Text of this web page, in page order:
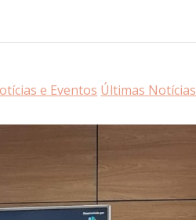
e Eventos Últimas Notícias